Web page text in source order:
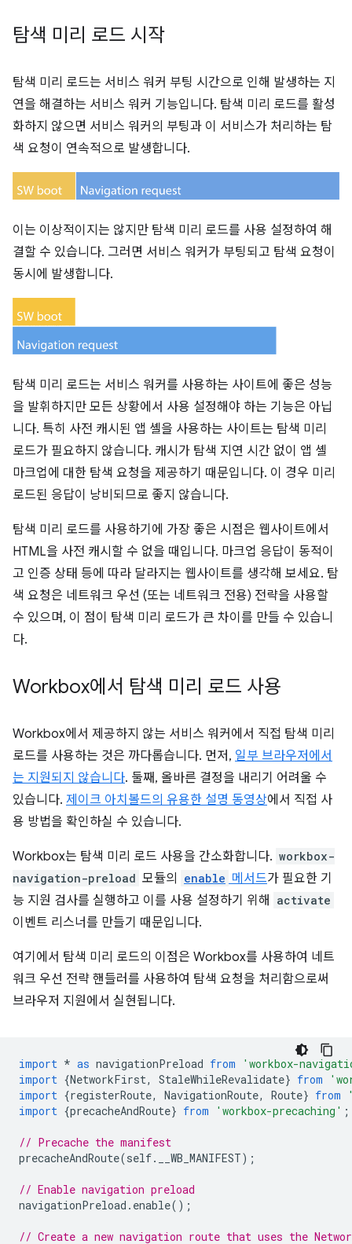
탐색 미리 로드 시작
탐색 미리 로드는 서비스 워커 부팅 시간으로 인해 발생하는 지
연을 해결하는 서비스 워커 기능입니다. 탐색 미리 로드를 활성
화하지 않으면 서비스 워커의 부팅과 이 서비스가 처리하는 탐
색 요청이 연속적으로 발생합니다.
이는 이상적이지는 않지만 탐색 미리 로드를 사용 설정하여 해
결할 수 있습니다. 그러면 서비스 워커가 부팅되고 탐색 요청이
동시에 발생합니다.
탐색 미리 로드는 서비스 워커를 사용하는 사이트에 좋은 성능
을 발휘하지만 모든 상황에서 사용 설정해야 하는 기능은 아닙
니다. 특히 사전 캐시된 앱 셸을 사용하는 사이트는 탐색 미리
로드가 필요하지 않습니다. 캐시가 탐색 지연 시간 없이 앱 셸
마크업에 대한 탐색 요청을 제공하기 때문입니다. 이 경우 미리
로드된 응답이 낭비되므로 좋지 않습니다.
탐색 미리 로드를 사용하기에 가장 좋은 시점은 웹사이트에서
HTML을 사전 캐시할 수 없을 때입니다. 마크업 응답이 동적이
고 인증 상태 등에 따라 달라지는 웹사이트를 생각해 보세요. 탐
색 요청은 네트워크 우선 (또는 네트워크 전용) 전략을 사용할
수 있으며, 이 점이 탐색 미리 로드가 큰 차이를 만들 수 있습니
다.
Workbox에서 탐색 미리 로드 사용
Workbox에서 제공하지 않는 서비스 워커에서 직접 탐색 미리
로드를 사용하는 것은 까다롭습니다. 먼저, 일부 브라우저에서
는 지원되지 않습니다. 둘째, 올바른 결정을 내리기 어려울 수
있습니다. 제이크 아치볼드의 유용한 설명 동영상에서 직접 사
용 방법을 확인하실 수 있습니다.
Workbox는 탐색 미리 로드 사용을 간소화합니다. workbox-
navigation-preload 모듈의 enable 메서드가 필요한 기
능 지원 검사를 실행하고 이를 사용 설정하기 위해
activate
이벤트 리스너를 만들기 때문입니다.
여기에서 탐색 미리 로드의 이점은 Workbox를 사용하여 네트
워크 우선 전략 핸들러를 사용하여 탐색 요청을 처리함으로써
브라우저 지원에서 실현됩니다.
import * as navigationPreload from
'workbox-
import {NetworkFirst, StaleWhileRevalidate} from
import {registerRoute, NavigationRoute, Route} from
import {precacheAndRoute} from 'workbox-precaching' ;
// Precache the manifest
precacheAndRoute(self. __WB_MANIFEST);
// Enable navigation preload
navigationPreload . enable();
// Create a new navigation route that uses the